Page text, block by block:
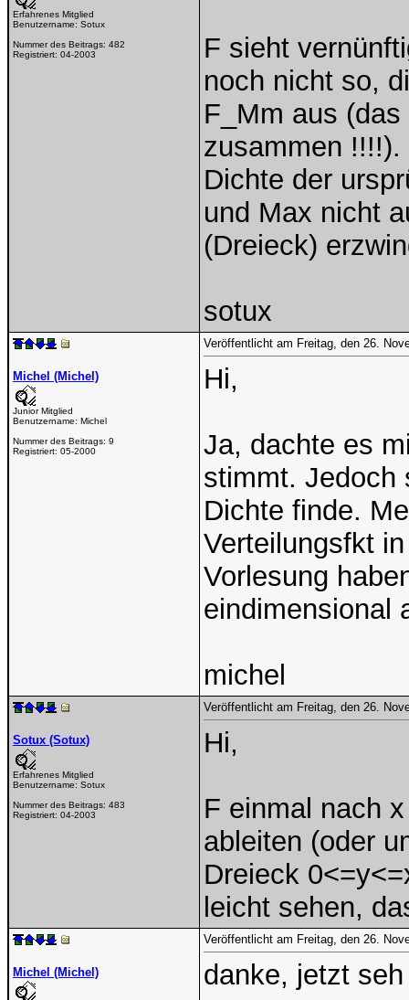
Erfahrenes Mitglied
Benutzername: Sotux
Nummer des Beitrags: 482
Registriert: 04-2003
F sieht
noch nicht so,
F_Mm aus
zusammen
Dichte der
und Max nicht
(Dreieck)
sotux
Michel (Michel)
Junior Mitglied
Benutzername: Michel
Nummer des Beitrags: 9
Registriert: 05-2000
Veröffentlicht am Freitag, den 26.
Hi,
Ja, dachte es
stimmt. Jedoch
Dichte finde.
Verteilungsfkt
Vorlesung
eindimensional
michel
Sotux (Sotux)
Erfahrenes Mitglied
Benutzername: Sotux
Nummer des Beitrags: 483
Registriert: 04-2003
Veröffentlicht am Freitag, den 26.
Hi,
F einmal nach
ableiten (oder
Dreieck
leicht sehen,
Michel (Michel)
Veröffentlicht am Freitag, den 26.
danke, jetzt